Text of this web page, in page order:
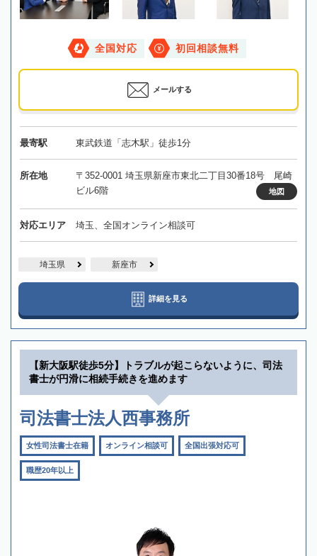
全国対応 初回相談無料
メールする
最寄駅 東武鉄道「志木駅」徒歩1分
所在地
〒352-0001 埼玉県新座市東北二丁目30番18号 尾崎
ビル6階
地図
対応エリア 埼玉、全国オンライン相談可
埼玉県 新座市
詳細を見る
【新大阪駅徒歩5分】トラブルが起こらないように、司法
書士が円滑に相続手続きを進めます
司法書士法人西事務所
女性司法書士在籍 オンライン相談可 全国出張対応可
職歴20年以上